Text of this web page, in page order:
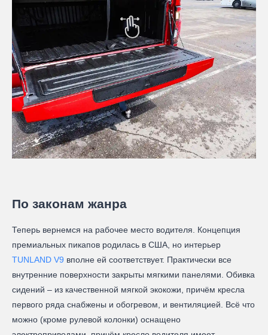
По законам жанра
Теперь вернемся на рабочее место водителя. Концепция
премиальных пикапов родилась в США, но интерьер
TUNLAND V9 вполне ей соответствует. Практически все
внутренние поверхности закрыты мягкими панелями. Обивка
сидений – из качественной мягкой экокожи, причём кресла
первого ряда снабжены и обогревом, и вентиляцией. Всё что
можно (кроме рулевой колонки) оснащено